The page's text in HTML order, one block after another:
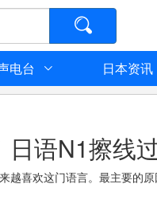
电台 日本资讯
语N1擦线
越喜欢这门语言。最主要的